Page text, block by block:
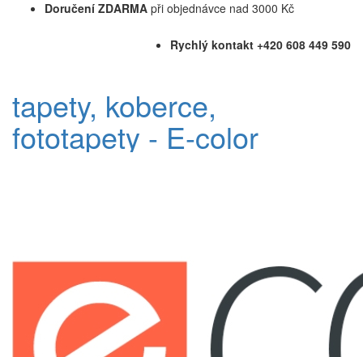
Doručení ZDARMA při objednávce nad 3000 Kč
Rychlý kontakt +420 608 449 590
tapety, koberce,
fototapety - E-color